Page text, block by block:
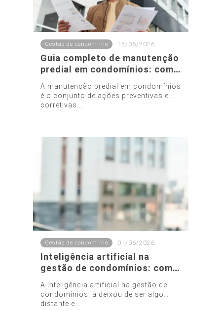
Gestão de condomínio 15/06/2026
Guia completo de manutenção
predial em condomínios: como
A manutenção predial em condomínios
é o conjunto de ações preventivas e
corretivas...
Gestão de condomínio 01/06/2026
Inteligência artificial na
gestão de condomínios: como
transformando a
administração condominial
A inteligência artificial na gestão de
condomínios já deixou de ser algo
distante e...